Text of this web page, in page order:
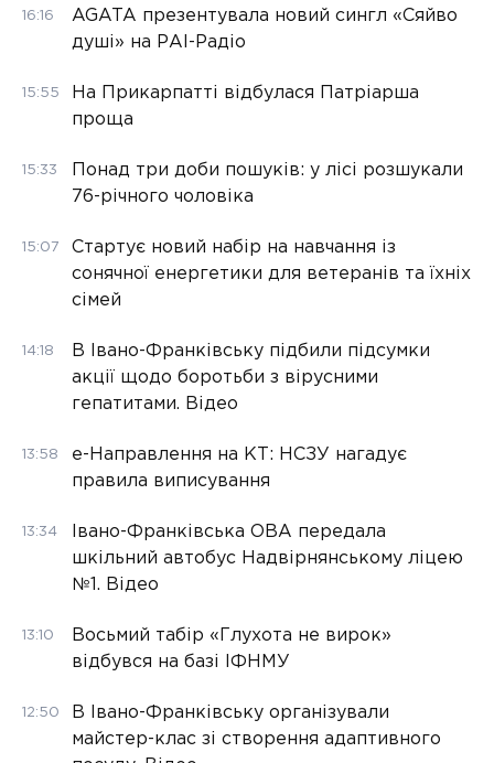
16:16
AGATA презентувала новий сингл «Сяйво
душі» на РАІ-Радіо
15:55
На Прикарпатті відбулася Патріарша
проща
15:33
Понад три доби пошуків: у лісі розшукали
76-річного чоловіка
15:07
Стартує новий набір на навчання із
сонячної енергетики для ветеранів та їхніх
сімей
14:18
В Івано-Франківську підбили підсумки
акції щодо боротьби з вірусними
гепатитами. Відео
13:58
е-Направлення на КТ: НСЗУ нагадує
правила виписування
13:34
Івано-Франківська ОВА передала
шкільний автобус Надвірнянському ліцею
№1. Відео
13:10
Восьмий табір «Глухота не вирок»
відбувся на базі ІФНМУ
12:50
В Івано-Франківську організували
майстер-клас зі створення адаптивного